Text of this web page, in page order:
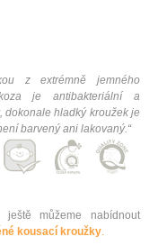
z extrémně jemného
je antibakteriální a
dokonale hladký kroužek je
barvený ani lakovaný.“
můžeme nabídnout
kousací kroužky.